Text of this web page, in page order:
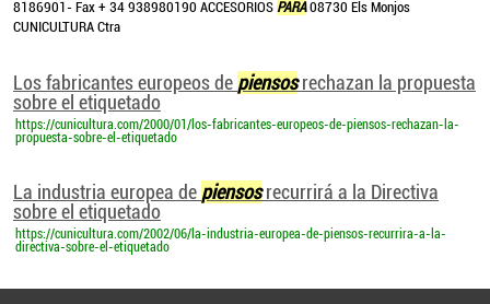
8186901- Fax + 34 938980190 ACCESORIOS PARA08730 Els Monjos
CUNICULTURA Ctra
Los fabricantes europeos de piensosrechazan la propuesta
sobre el etiquetado
https://cunicultura.com/2000/01/los-fabricantes-europeos-de-piensos-rechazan-la-
propuesta-sobre-el-etiquetado
La industria europea de piensosrecurrirá a la Directiva
sobre el etiquetado
https://cunicultura.com/2002/06/la-industria-europea-de-piensos-recurrira-a-la-
directiva-sobre-el-etiquetado